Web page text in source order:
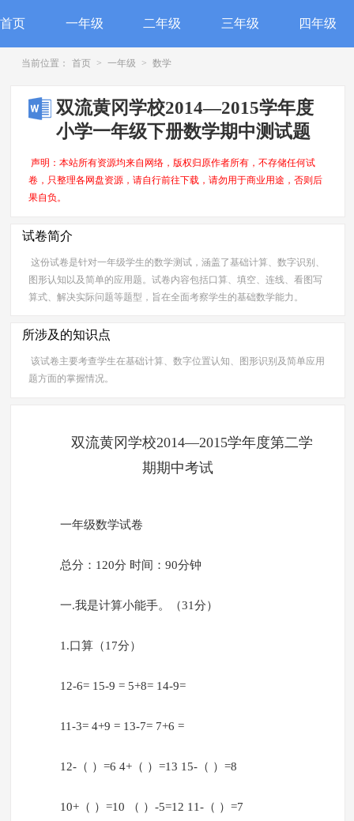
首页 一年级 二年级 三年级 四年级
当前位置： 首页 > 一年级 > 数学
双流黄冈学校2014—2015学年度
小学一年级下册数学期中测试题
声明：本站所有资源均来自网络，版权归原作者所有，不存储任何试
卷，只整理各网盘资源，请自行前往下载，请勿用于商业用途，否则后
果自负。
试卷简介
这份试卷是针对一年级学生的数学测试，涵盖了基础计算、数字识别、
图形认知以及简单的应用题。试卷内容包括口算、填空、连线、看图写
算式、解决实际问题等题型，旨在全面考察学生的基础数学能力。
所涉及的知识点
该试卷主要考查学生在基础计算、数字位置认知、图形识别及简单应用
题方面的掌握情况。
双流黄冈学校2014—2015学年度第二学
期期中考试
一年级数学试卷
总分：120分 时间：90分钟
一.我是计算小能手。（31分）
1.口算（17分）
12-6= 15-9 = 5+8= 14-9=
11-3= 4+9 = 13-7= 7+6 =
12-（ ）=6 4+（ ）=13 15-（ ）=8
10+（ ）=10 （ ）-5=12 11-（ ）=7